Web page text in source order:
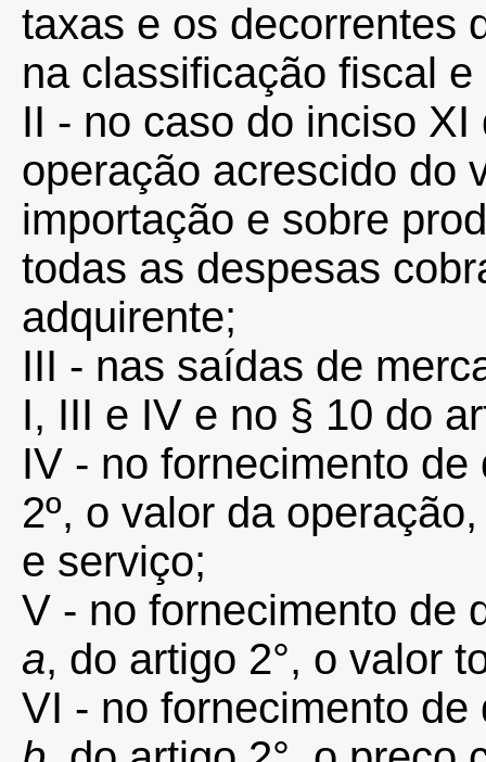
taxas e os decorrentes
na classificação fiscal
II - no caso do inciso
operação acrescido do
importação e sobre
todas as despesas
adquirente;
III - nas saídas de
I, III e IV e no § 10 do
IV - no fornecimento
2º, o valor da
e serviço;
V - no fornecimento de
a, do artigo 2°, o valor
VI - no fornecimento